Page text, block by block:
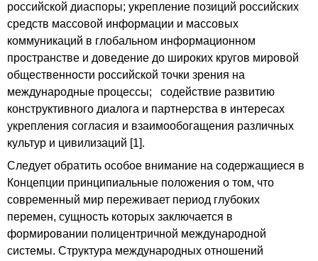
российской диаспоры; укрепление позиций российских
средств массовой информации и массовых
коммуникаций в глобальном информационном
пространстве и доведение до широких кругов мировой
общественности российской точки зрения на
международные процессы; содействие развитию
конструктивного диалога и партнерства в интересах
укрепления согласия и взаимообогащения различных
культур и цивилизаций [1].
Следует обратить особое внимание на содержащиеся в
Концепции принципиальные положения о том, что
современный мир переживает период глубоких
перемен, сущность которых заключается в
формировании полицентричной международной
системы. Структура международных отношений